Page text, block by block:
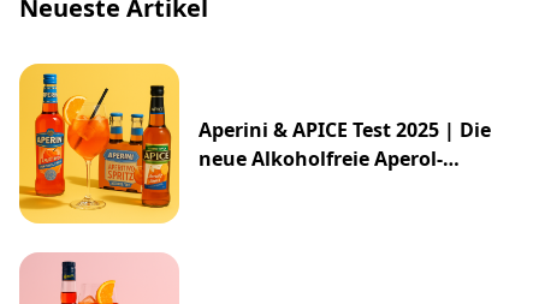
Neueste Artikel
Aperini & APICE Test 2025 | Die
neue Alkoholfreie Aperol-